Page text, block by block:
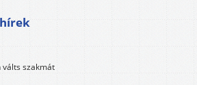
válts szakmát